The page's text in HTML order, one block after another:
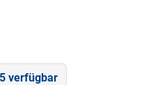
verfügbar